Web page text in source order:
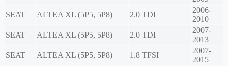
SEAT
ALTEA XL (5P5, 5P8) 2.0 TDI
2006-
2010
SEAT
ALTEA XL (5P5, 5P8) 2.0 TDI
2007-
2013
SEAT
ALTEA XL (5P5, 5P8) 1.8 TFSI
2007-
2015